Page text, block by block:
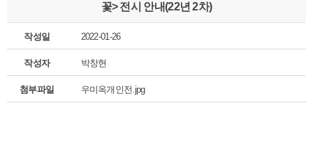
꽃> 전시 안내(22년 2차)
작성일 2022-01-26
작성자 박창현
첨부파일 우미옥개인전.jpg